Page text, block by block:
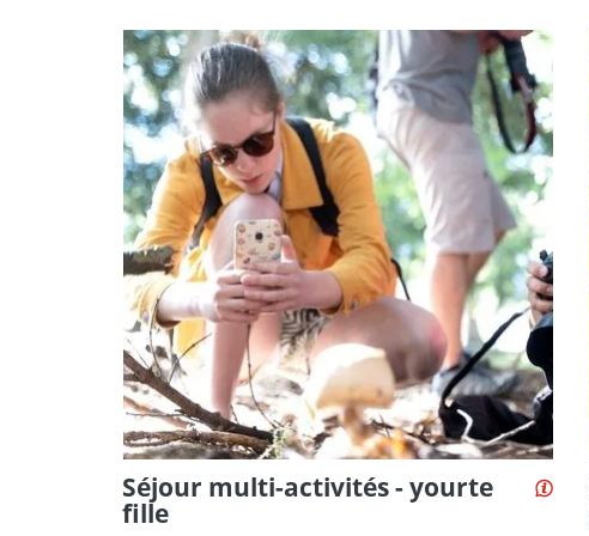
Séjour multi-activités - yourte
fille